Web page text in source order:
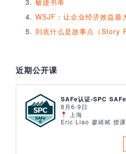
WSJF：让企业经济效益最
到底什么是故事点（Story
近期公开课
SAFe认证-SPC
8月6-9日
上海
Eric Liao 廖靖斌 授课